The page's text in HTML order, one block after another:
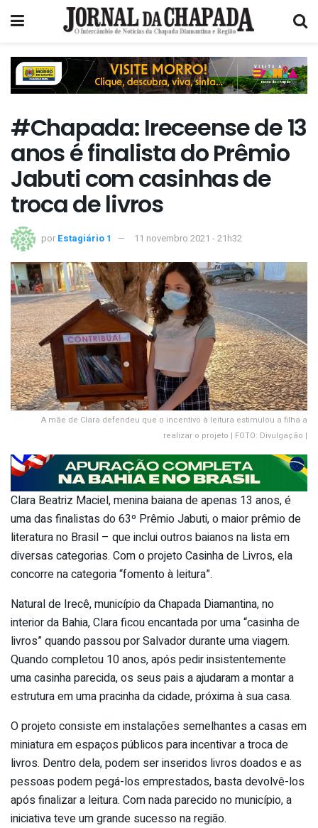
#Chapada: Ireceense de 13
anos é finalista do Prêmio
Jabuti com casinhas de
troca de livros
por Estagiário 1 11 novembro 2021 - 21h32
A mãe de Clara defendeu que o incentivo à leitura estimulou a filha a
realizar o projeto | FOTO: Divulgação |
Clara Beatriz Maciel, menina baiana de apenas 13 anos, é
uma das finalistas do 63º Prêmio Jabuti, o maior prêmio de
literatura no Brasil – que inclui outros baianos na lista em
diversas categorias. Com o projeto Casinha de Livros, ela
concorre na categoria “fomento à leitura”.
Natural de Irecê, município da Chapada Diamantina, no
interior da Bahia, Clara ficou encantada por uma “casinha de
livros” quando passou por Salvador durante uma viagem.
Quando completou 10 anos, após pedir insistentemente
uma casinha parecida, os seus pais a ajudaram a montar a
estrutura em uma pracinha da cidade, próxima à sua casa.
O projeto consiste em instalações semelhantes a casas em
miniatura em espaços públicos para incentivar a troca de
livros. Dentro dela, podem ser inseridos livros doados e as
pessoas podem pegá-los emprestados, basta devolvê-los
após finalizar a leitura. Com nada parecido no município, a
iniciativa teve um grande sucesso na região.